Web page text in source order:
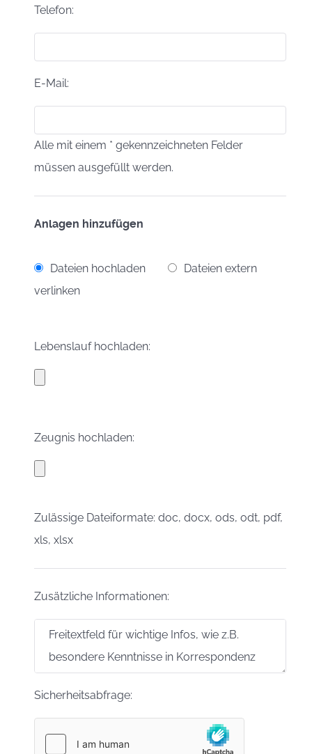
Telefon:
E-Mail:
Alle mit einem * gekennzeichneten Felder
müssen ausgefüllt werden.
Anlagen hinzufügen
Dateien hochladen
Dateien extern
verlinken
Lebenslauf hochladen:
Zeugnis hochladen:
Zulässige Dateiformate: doc, docx, ods, odt, pdf,
xls, xlsx
Zusätzliche Informationen:
Sicherheitsabfrage: